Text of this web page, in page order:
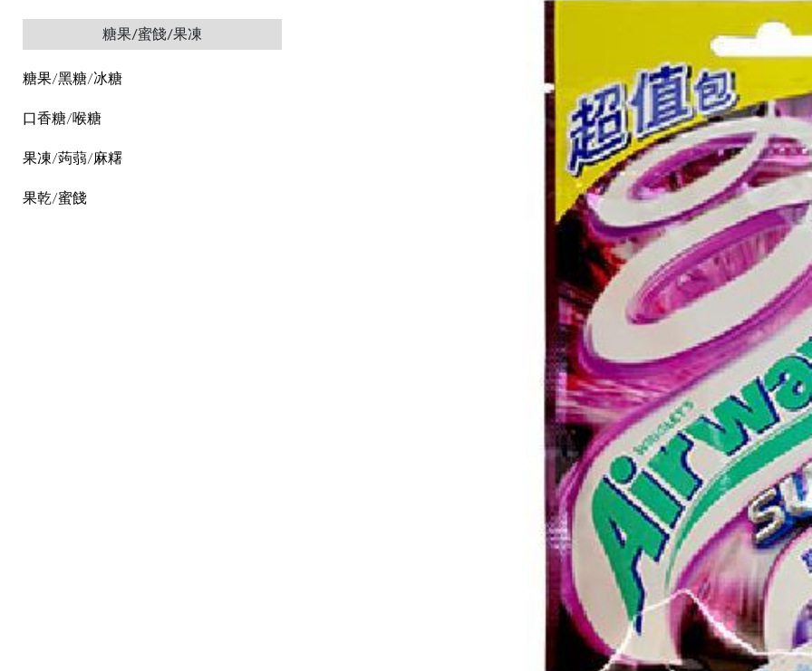
糖果/蜜餞/果凍
糖果/黑糖/冰糖
口香糖/喉糖
果凍/蒟蒻/麻糬
果乾/蜜餞